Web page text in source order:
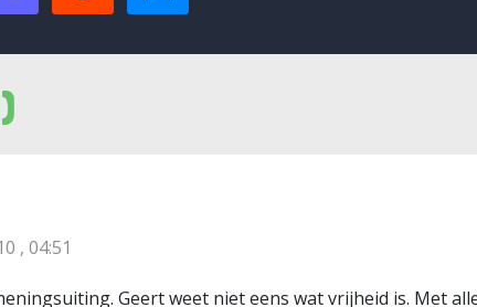
, 04:51
Geert weet niet eens wat vrijheid is. Met